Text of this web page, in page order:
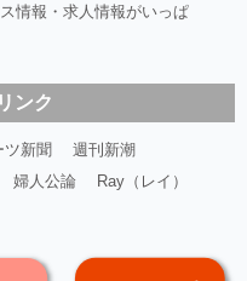
情報・求人情報がいっぱ
ンク
ツ新聞
週刊新潮
婦人公論
Ray（レイ）